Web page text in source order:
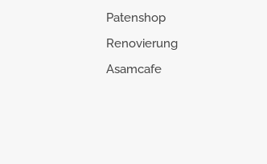
Patenshop
Renovierung
Asamcafe